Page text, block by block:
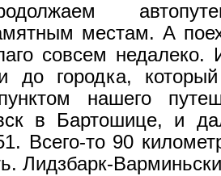
местам. А
совсем
до городка,
нашего
в Бартошице, и
Всего-то 90
Лидзбарк-